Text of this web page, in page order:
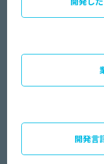
開発言